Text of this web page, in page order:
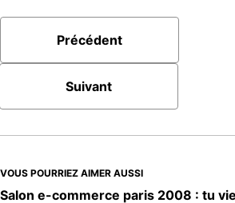
Précédent
Suivant
VOUS POURRIEZ AIMER AUSSI
Salon e-commerce paris 2008 : tu